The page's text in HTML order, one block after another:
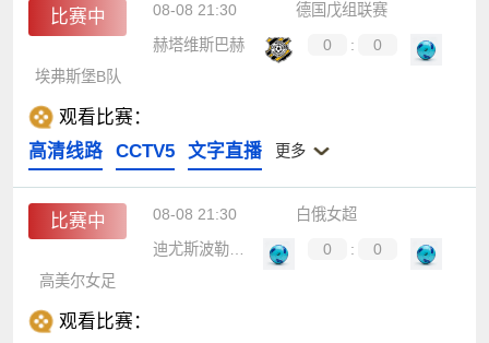
比赛中 08-08 21:30
德国戊组联赛
赫塔维斯巴赫
0 :
0
埃弗斯堡B队
观看比赛：
高清线路
CCTV5 文字直播 更多
比赛中 08-08 21:30
白俄女超
迪尤斯波勒斯女足
0 :
0
高美尔女足
观看比赛：